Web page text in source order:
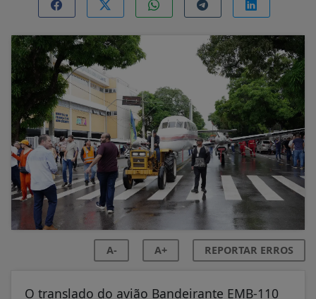
A- A+ REPORTAR ERROS
O translado do avião Bandeirante EMB-110